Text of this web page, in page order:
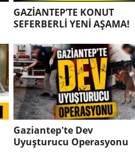
GAZİANTEP’TE KONUT
SEFERBERLİ YENİ AŞAMA!
Gaziantep'te Dev
Uyuşturucu Operasyonu